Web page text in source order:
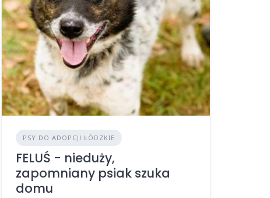
PSY DO ADOPCJI ŁÓDZKIE
FELUŚ - nieduży,
zapomniany psiak szuka
domu